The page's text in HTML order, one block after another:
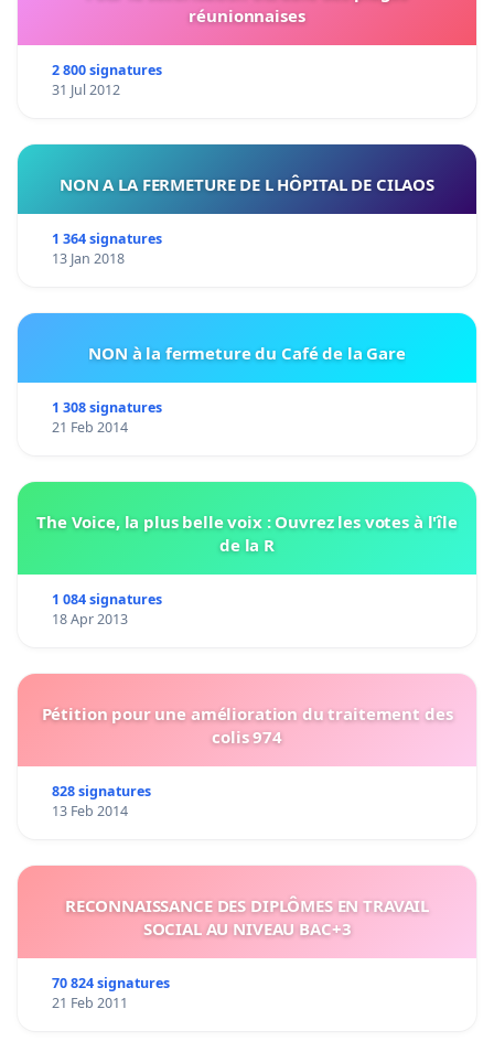
réunionnaises
2 800 signatures
31 Jul 2012
NON A LA FERMETURE DE L HÔPITAL DE CILAOS
1 364 signatures
13 Jan 2018
NON à la fermeture du Café de la Gare
1 308 signatures
21 Feb 2014
The Voice, la plus belle voix : Ouvrez les votes à l'île
de la R
1 084 signatures
18 Apr 2013
Pétition pour une amélioration du traitement des
colis 974
828 signatures
13 Feb 2014
RECONNAISSANCE DES DIPLÔMES EN TRAVAIL
SOCIAL AU NIVEAU BAC+3
70 824 signatures
21 Feb 2011